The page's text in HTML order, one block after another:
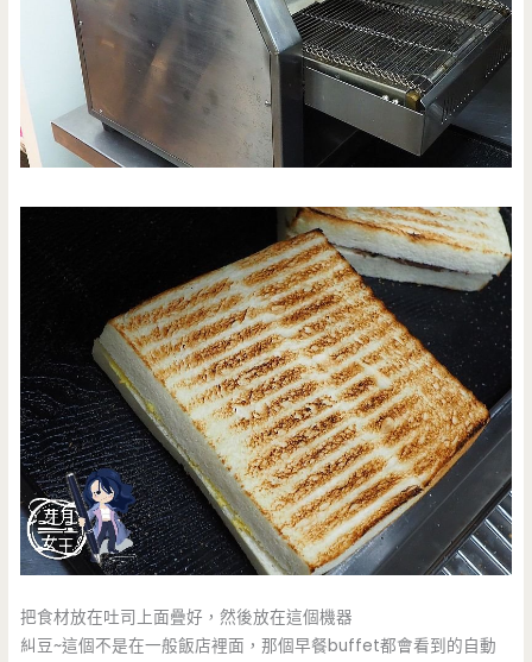
把食材放在吐司上面疊好，然後放在這個機器
糾豆~這個不是在一般飯店裡面，那個早餐buffet都會看到的自動